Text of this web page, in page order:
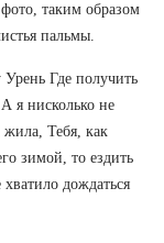
таким образом
пальмы.
Где получить
я нисколько не
жила, Тебя, как
зимой, то ездить
дождаться